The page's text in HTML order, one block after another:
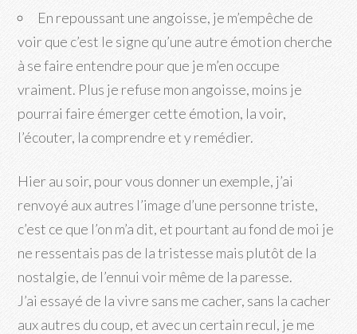
En repoussant une angoisse, je m’empêche de
voir que c’est le signe qu’une autre émotion cherche
à se faire entendre pour que je m’en occupe
vraiment. Plus je refuse mon angoisse, moins je
pourrai faire émerger cette émotion, la voir,
l’écouter, la comprendre et y remédier.
Hier au soir, pour vous donner un exemple, j’ai
renvoyé aux autres l’image d’une personne triste,
c’est ce que l’on m’a dit, et pourtant au fond de moi je
ne ressentais pas de la tristesse mais plutôt de la
nostalgie, de l’ennui voir même de la paresse.
J’ai essayé de la vivre sans me cacher, sans la cacher
aux autres du coup, et avec un certain recul, je me